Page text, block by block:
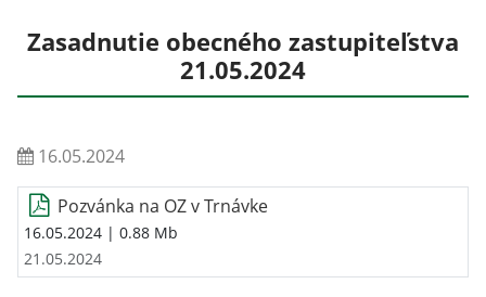
Zasadnutie obecného zastupiteľstva
21.05.2024
16.05.2024
Pozvánka na OZ v Trnávke
16.05.2024 | 0.88 Mb
21.05.2024